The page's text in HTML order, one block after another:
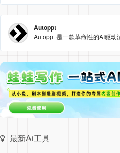
Autoppt
最新Ai工具